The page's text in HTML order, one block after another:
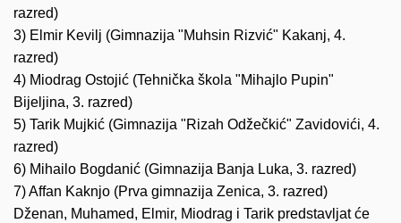
razred)
3) Elmir Kevilj (Gimnazija "Muhsin Rizvić" Kakanj, 4.
razred)
4) Miodrag Ostojić (Tehnička škola "Mihajlo Pupin"
Bijeljina, 3. razred)
5) Tarik Mujkić (Gimnazija "Rizah Odžečkić" Zavidovići, 4.
razred)
6) Mihailo Bogdanić (Gimnazija Banja Luka, 3. razred)
7) Affan Kaknjo (Prva gimnazija Zenica, 3. razred)
Dženan, Muhamed, Elmir, Miodrag i Tarik predstavljat će